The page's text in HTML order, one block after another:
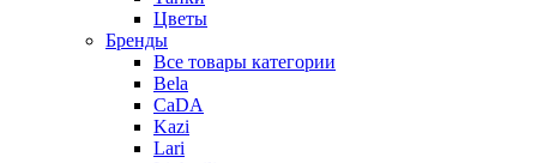
Цветы
Бренды
Все товары категории
Bela
CaDA
Kazi
Lari